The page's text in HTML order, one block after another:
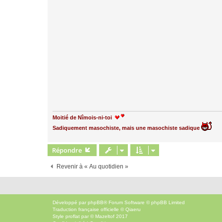
Moitié de Nîmois-ni-toi
Sadiquement masochiste, mais une masochiste sadique
Répondre
Revenir à « Au quotidien »
Développé par phpBB® Forum Software © phpBB Limited
Traduction française officielle ©Qiaeru
Style proflat par © Mazeltof 2017